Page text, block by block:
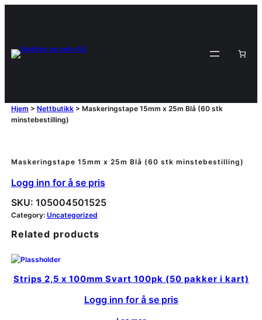
Hjem > Nettbutikk> Maskeringstape 15mm x 25m Blå (60 stk
minstebestilling)
Maskeringstape 15mm x 25m Blå (60 stk minstebestilling)
Logg inn for å se pris
SKU: 105004501525
Category: Uncategorized
Related products
Strips 2,5 x 100mm Svart 100pk (50 pakker i kart)
Logg inn for å se pris